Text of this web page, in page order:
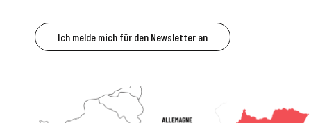
Ich melde mich für den Newsletter an